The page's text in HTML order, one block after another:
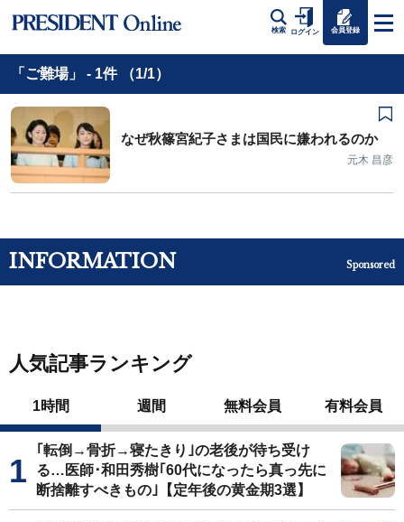
検索 ログイン 会員登録
「ご難場」 - 1件 （1/1）
なぜ秋篠宮紀子さまは国民に嫌われるのか
元木 昌彦
INFORMATION Sponsored
人気記事ランキング
1時間 週間 無料会員 有料会員
｢転倒→骨折→寝たきり｣の老後が待ち受け
る…医師･和田秀樹｢60代になったら真っ先に
断捨離すべきもの｣【定年後の黄金期3選】